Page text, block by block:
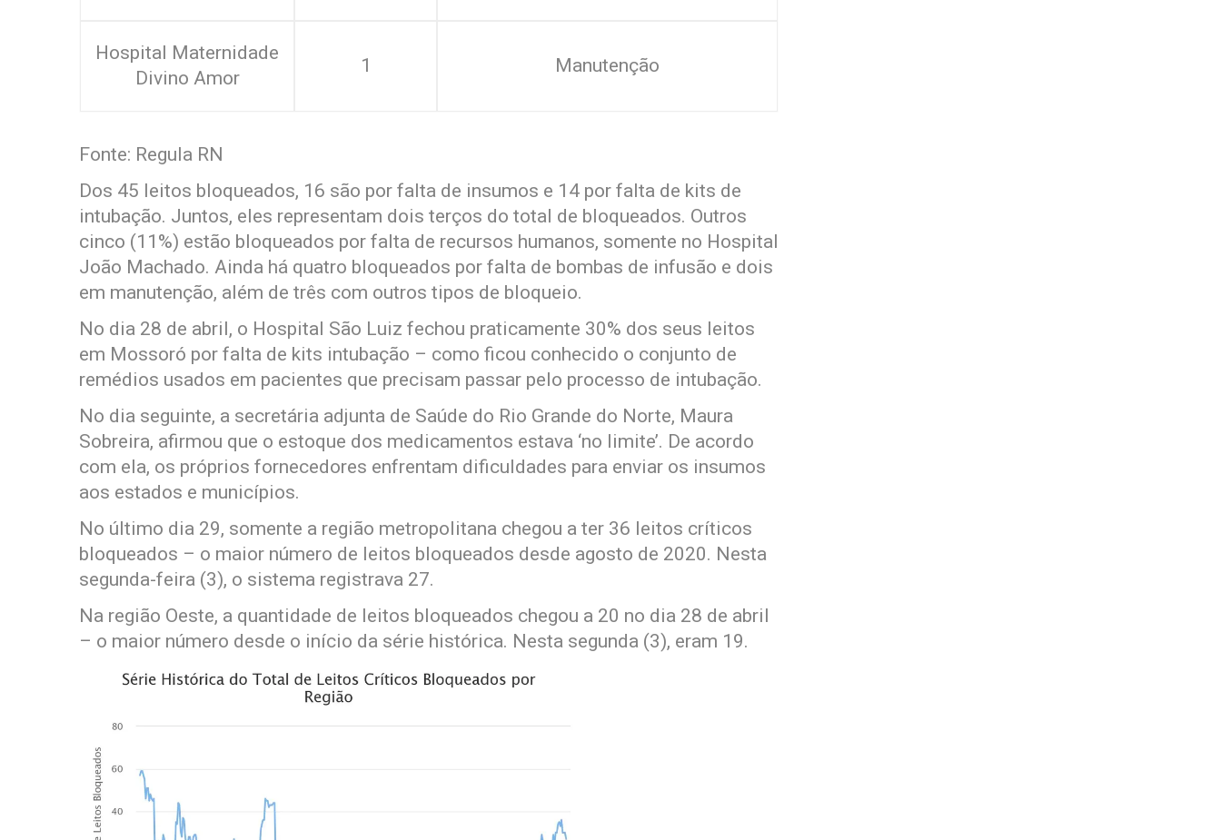
Hospital Maternidade
Divino Amor
1 Manutenção
Fonte: Regula RN
Dos 45 leitos bloqueados, 16 são por falta de insumos e 14 por falta de kits de
intubação. Juntos, eles representam dois terços do total de bloqueados. Outros
cinco (11%) estão bloqueados por falta de recursos humanos, somente no Hospital
João Machado. Ainda há quatro bloqueados por falta de bombas de infusão e dois
em manutenção, além de três com outros tipos de bloqueio.
No dia 28 de abril, o Hospital São Luiz fechou praticamente 30% dos seus leitos
em Mossoró por falta de kits intubação – como ficou conhecido o conjunto de
remédios usados em pacientes que precisam passar pelo processo de intubação.
No dia seguinte, a secretária adjunta de Saúde do Rio Grande do Norte, Maura
Sobreira, afirmou que o estoque dos medicamentos estava ‘no limite’. De acordo
com ela, os próprios fornecedores enfrentam dificuldades para enviar os insumos
aos estados e municípios.
No último dia 29, somente a região metropolitana chegou a ter 36 leitos críticos
bloqueados – o maior número de leitos bloqueados desde agosto de 2020. Nesta
segunda-feira (3), o sistema registrava 27.
Na região Oeste, a quantidade de leitos bloqueados chegou a 20 no dia 28 de abril
– o maior número desde o início da série histórica. Nesta segunda (3), eram 19.